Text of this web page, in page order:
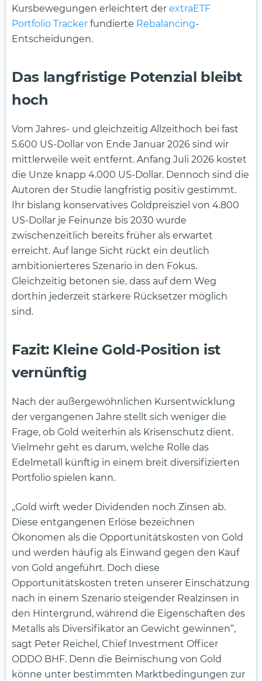
Kursbewegungen erleichtert der extraETF
Portfolio Tracker fundierte Rebalancing-
Entscheidungen.
Das langfristige Potenzial bleibt
hoch
Vom Jahres- und gleichzeitig Allzeithoch bei fast
5.600 US-Dollar von Ende Januar 2026 sind wir
mittlerweile weit entfernt. Anfang Juli 2026 kostet
die Unze knapp 4.000 US-Dollar. Dennoch sind die
Autoren der Studie langfristig positiv gestimmt.
Ihr bislang konservatives Goldpreisziel von 4.800
US-Dollar je Feinunze bis 2030 wurde
zwischenzeitlich bereits früher als erwartet
erreicht. Auf lange Sicht rückt ein deutlich
ambitionierteres Szenario in den Fokus.
Gleichzeitig betonen sie, dass auf dem Weg
dorthin jederzeit stärkere Rücksetzer möglich
sind.
Fazit: Kleine Gold-Position ist
vernünftig
Nach der außergewöhnlichen Kursentwicklung
der vergangenen Jahre stellt sich weniger die
Frage, ob Gold weiterhin als Krisenschutz dient.
Vielmehr geht es darum, welche Rolle das
Edelmetall künftig in einem breit diversifizierten
Portfolio spielen kann.
„Gold wirft weder Dividenden noch Zinsen ab.
Diese entgangenen Erlöse bezeichnen
Ökonomen als die Opportunitätskosten von Gold
und werden häufig als Einwand gegen den Kauf
von Gold angeführt. Doch diese
Opportunitätskosten treten unserer Einschätzung
nach in einem Szenario steigender Realzinsen in
den Hintergrund, während die Eigenschaften des
Metalls als Diversifikator an Gewicht gewinnen“,
sagt Peter Reichel, Chief Investment Officer
ODDO BHF. Denn die Beimischung von Gold
könne unter bestimmten Marktbedingungen zur